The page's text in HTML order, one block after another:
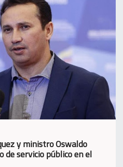
y ministro Oswaldo
de servicio público en el